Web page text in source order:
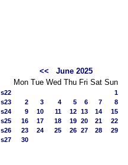
<<
June 2025
Mon Tue Wed Thu Fri Sat Sun
s22
1
s23
2 3 4 5 6 7
8
s24
9 10 11 12 13 14
15
s25
16 17 18 19 20 21
22
s26
23 24 25 26 27 28
29
s27
30